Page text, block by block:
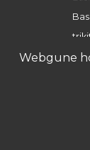
Webgune